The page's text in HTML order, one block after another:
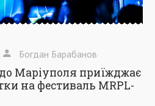
Богдан Барабанов
Маріуполя приїжджає
на фестиваль MRPL-